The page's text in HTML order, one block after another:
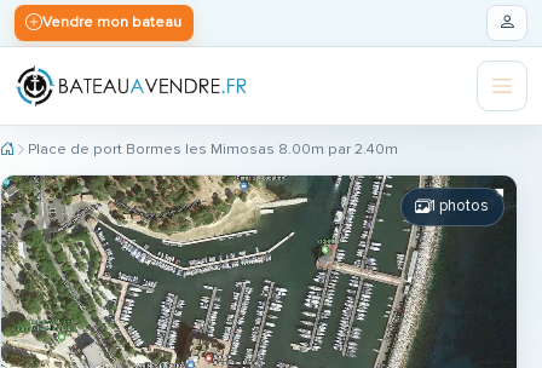
Vendre mon bateau
Place de port Bormes les Mimosas 8.00m par 2.40m
1 photos